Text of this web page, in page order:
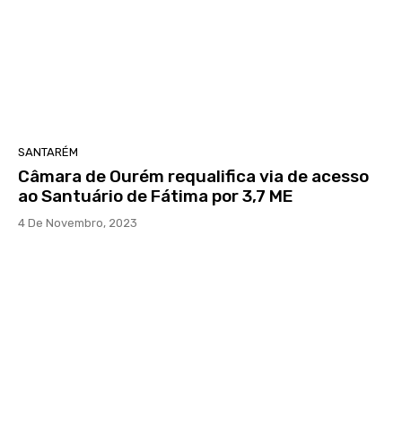
SANTARÉM
Câmara de Ourém requalifica via de acesso
ao Santuário de Fátima por 3,7 ME
4 De Novembro, 2023